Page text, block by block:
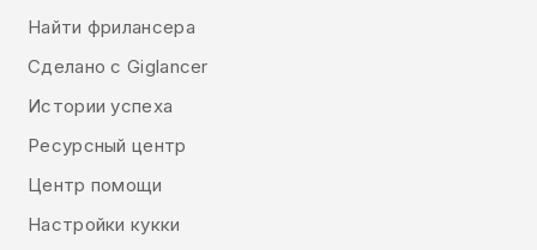
Найти фрилансера
Сделано с Giglancer
Истории успеха
Ресурсный центр
Центр помощи
Настройки кукки